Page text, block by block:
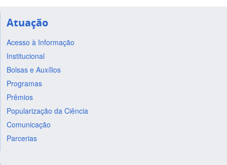
Atuação
Acesso à Informação
Institucional
Bolsas e Auxílios
Programas
Prêmios
Popularização da Ciência
Comunicação
Parcerias